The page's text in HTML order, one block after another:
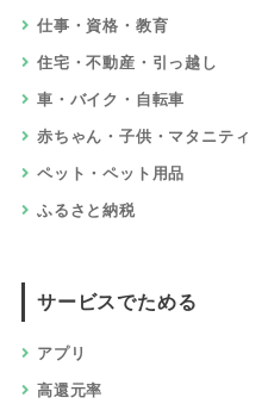
仕事・資格・教育
住宅・不動産・引っ越し
車・バイク・自転車
赤ちゃん・子供・マタニティ
ペット・ペット用品
ふるさと納税
サービスでためる
アプリ
高還元率